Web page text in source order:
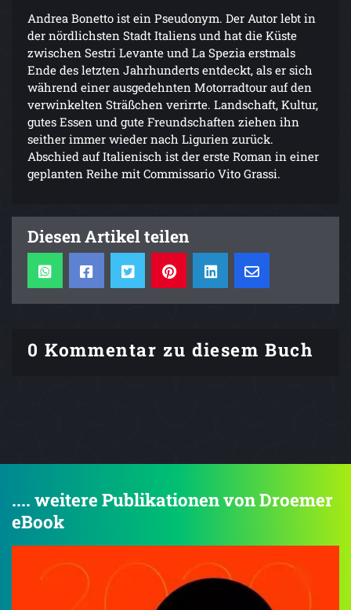
Andrea Bonetto ist ein Pseudonym. Der Autor lebt in
der nördlichsten Stadt Italiens und hat die Küste
zwischen Sestri Levante und La Spezia erstmals
Ende des letzten Jahrhunderts entdeckt, als er sich
während einer ausgedehnten Motorradtour auf den
verwinkelten Sträßchen verirrte. Landschaft, Kultur,
gutes Essen und gute Freundschaften ziehen ihn
seither immer wieder nach Ligurien zurück.
Abschied auf Italienisch ist der erste Roman in einer
geplanten Reihe mit Commissario Vito Grassi.
Diesen Artikel teilen
0 Kommentar zu diesem Buch
.... weitere Publikationen von Droemer
eBook